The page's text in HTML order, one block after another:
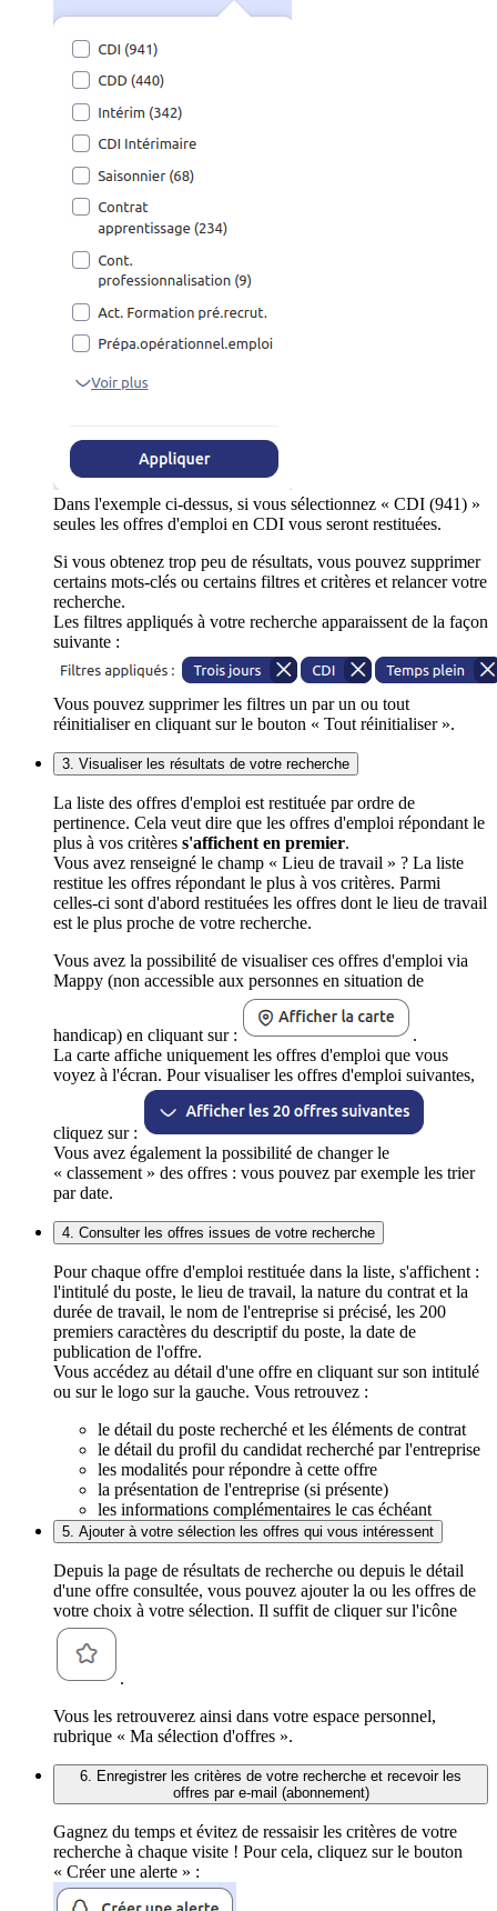
Dans l'exemple ci-dessus, si vous sélectionnez « CDI (941) »
seules les offres d'emploi en CDI vous seront restituées.
Si vous obtenez trop peu de résultats, vous pouvez supprimer
certains mots-clés ou certains filtres et critères et relancer votre
recherche.
Les filtres appliqués à votre recherche apparaissent de la façon
suivante :
Vous pouvez supprimer les filtres un par un ou tout
réinitialiser en cliquant sur le bouton « Tout réinitialiser ».
3. Visualiser les résultats de votre recherche
La liste des offres d'emploi est restituée par ordre de
pertinence. Cela veut dire que les offres d'emploi répondant le
plus à vos critères s'affichent en premier.
Vous avez renseigné le champ « Lieu de travail » ? La liste
restitue les offres répondant le plus à vos critères. Parmi
celles-ci sont d'abord restituées les offres dont le lieu de travail
est le plus proche de votre recherche.
Vous avez la possibilité de visualiser ces offres d'emploi via
Mappy (non accessible aux personnes en situation de
handicap) en cliquant sur :
.
La carte affiche uniquement les offres d'emploi que vous
voyez à l'écran. Pour visualiser les offres d'emploi suivantes,
cliquez sur :
Vous avez également la possibilité de changer le
« classement » des offres : vous pouvez par exemple les trier
par date.
4. Consulter les offres issues de votre recherche
Pour chaque offre d'emploi restituée dans la liste, s'affichent :
l'intitulé du poste, le lieu de travail, la nature du contrat et la
durée de travail, le nom de l'entreprise si précisé, les 200
premiers caractères du descriptif du poste, la date de
publication de l'offre.
Vous accédez au détail d'une offre en cliquant sur son intitulé
ou sur le logo sur la gauche. Vous retrouvez :
le détail du poste recherché et les éléments de contrat
le détail du profil du candidat recherché par l'entreprise
les modalités pour répondre à cette offre
la présentation de l'entreprise (si présente)
les informations complémentaires le cas échéant
5. Ajouter à votre sélection les offres qui vous intéressent
Depuis la page de résultats de recherche ou depuis le détail
d'une offre consultée, vous pouvez ajouter la ou les offres de
votre choix à votre sélection. Il suffit de cliquer sur l'icône
.
Vous les retrouverez ainsi dans votre espace personnel,
rubrique « Ma sélection d'offres ».
6. Enregistrer les critères de votre recherche et recevoir les
offres par e-mail (abonnement)
Gagnez du temps et évitez de ressaisir les critères de votre
recherche à chaque visite ! Pour cela, cliquez sur le bouton
« Créer une alerte » :